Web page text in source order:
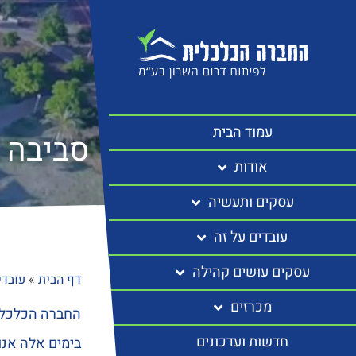
עמוד הבית
אודות
עסקים ותעשיה
עובדים על זה
עסקים עושים קהילה
מכרזים
חדשות ועדכונים
סביבה
דף הבית »
החברה
בימים אלה